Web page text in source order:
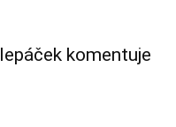
komentuje